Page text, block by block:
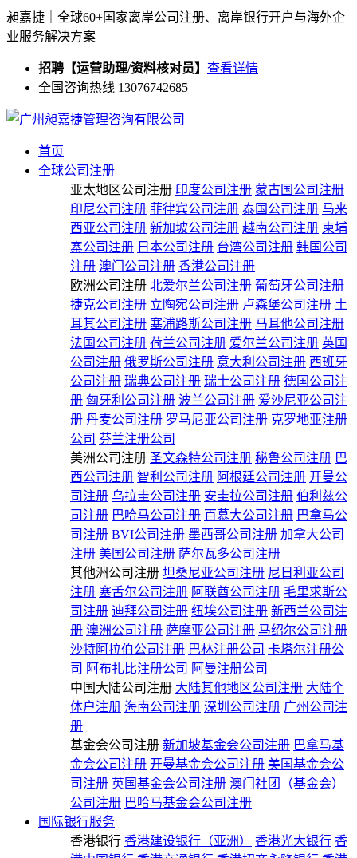
昶嘉捷｜全球60+国家离岸公司注册、离岸银行开户与海外企
业服务解决方案
招聘【运营助理/资料核对员】 查看详情
全国咨询热线 13076742685
首页
全球公司注册
亚太地区公司注册 印度公司注册 蒙古国公司注册
印尼公司注册 菲律宾公司注册 泰国公司注册 马来
西亚公司注册 新加坡公司注册 越南公司注册 柬埔
寨公司注册 日本公司注册 台湾公司注册 韩国公司
注册 澳门公司注册 香港公司注册
欧洲公司注册 北爱尔兰公司注册 葡萄牙公司注册
捷克公司注册 立陶宛公司注册 卢森堡公司注册 土
耳其公司注册 塞浦路斯公司注册 马耳他公司注册
法国公司注册 荷兰公司注册 爱尔兰公司注册 英国
公司注册 俄罗斯公司注册 意大利公司注册 西班牙
公司注册 瑞典公司注册 瑞士公司注册 德国公司注
册 匈牙利公司注册 波兰公司注册 爱沙尼亚公司注
册 丹麦公司注册 罗马尼亚公司注册 克罗地亚注册
公司 芬兰注册公司
美洲公司注册 圣文森特公司注册 秘鲁公司注册 巴
西公司注册 智利公司注册 阿根廷公司注册 开曼公
司注册 乌拉圭公司注册 安圭拉公司注册 伯利兹公
司注册 巴哈马公司注册 百慕大公司注册 巴拿马公
司注册 BVI公司注册 墨西哥公司注册 加拿大公司
注册 美国公司注册 萨尔瓦多公司注册
其他洲公司注册 坦桑尼亚公司注册 尼日利亚公司
注册 塞舌尔公司注册 阿联酋公司注册 毛里求斯公
司注册 迪拜公司注册 纽埃公司注册 新西兰公司注
册 澳洲公司注册 萨摩亚公司注册 马绍尔公司注册
沙特阿拉伯公司注册 巴林注册公司 卡塔尔注册公
司 阿布扎比注册公司 阿曼注册公司
中国大陆公司注册 大陆其他地区公司注册 大陆个
体户注册 海南公司注册 深圳公司注册 广州公司注
册
基金会公司注册 新加坡基金会公司注册 巴拿马基
金会公司注册 开曼基金会公司注册 美国基金会公
司注册 英国基金会公司注册 澳门社团（基金会）
公司注册 巴哈马基金会公司注册
国际银行服务
香港银行 香港建设银行（亚洲） 香港光大银行 香